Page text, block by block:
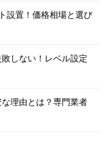
設置！価格相場と選び
しない！レベル設定
理由とは？専門業者